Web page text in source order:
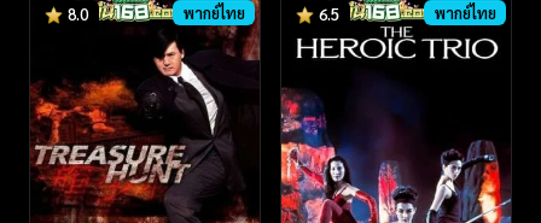
8.0 พากย์ไทย 6.5 พากย์ไทย